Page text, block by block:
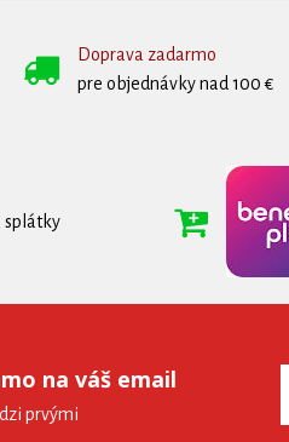
Doprava zadarmo
pre objednávky nad 100 €
splátky
na váš email
prvými